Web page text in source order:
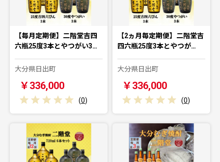
【毎月定期便】二階堂吉四
六瓶25度3本とやつがい3…
大分県日出町
￥336,000
(0)
【2ヵ月毎定期便】二階堂吉
四六瓶25度3本とやつが…
大分県日出町
￥336,000
(0)